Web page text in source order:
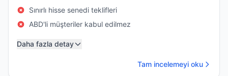
Sınırlı hisse senedi teklifleri
ABD'li müşteriler kabul edilmez
Daha fazla detay
Tam incelemeyi oku